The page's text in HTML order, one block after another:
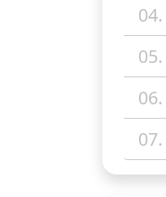
04.
05.
06.
07.